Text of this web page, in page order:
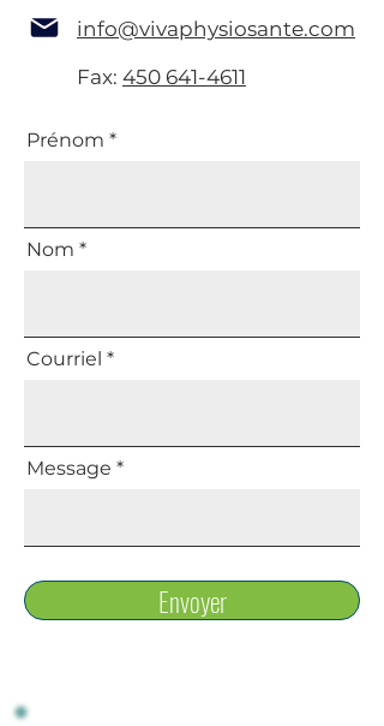
info@vivaphysiosante.com
Fax: 450 641-4611
Prénom
Nom
Courriel
Message
Envoyer